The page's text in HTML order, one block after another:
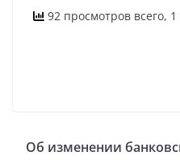
92 просмотров всего,
Об изменении